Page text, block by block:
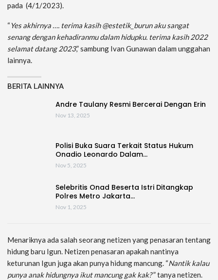
pada (4/1/2023).
“Yes akhirnya …. terima kasih @estetik_burun aku sangat
senang dengan kehadiranmu dalam hidupku. terima kasih 2022
selamat datang 2023,” sambung Ivan Gunawan dalam unggahan
lainnya.
BERITA LAINNYA
Andre Taulany Resmi Bercerai Dengan Erin
Nov 13, 2025
Polisi Buka Suara Terkait Status Hukum
Onadio Leonardo Dalam…
Nov 5, 2025
Selebritis Onad Beserta Istri Ditangkap
Polres Metro Jakarta…
Nov 1, 2025
Menariknya ada salah seorang netizen yang penasaran tentang
hidung baru Igun. Netizen penasaran apakah nantinya
keturunan Igun juga akan punya hidung mancung. “Nantik kalau
punya anak hidungnya ikut mancung gak kak?” tanya netizen.